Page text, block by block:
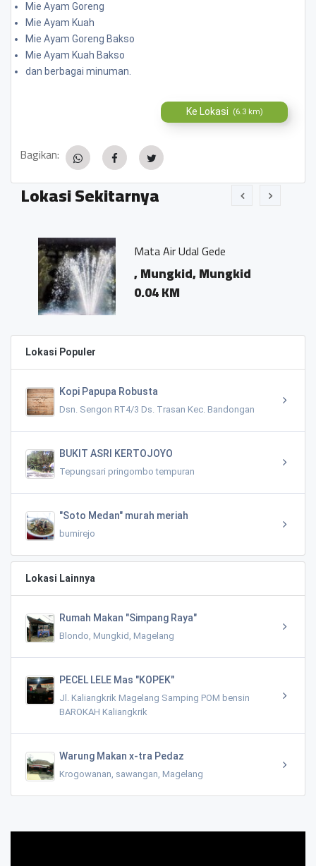
Mie Ayam Goreng
Mie Ayam Kuah
Mie Ayam Goreng Bakso
Mie Ayam Kuah Bakso
dan berbagai minuman.
Ke Lokasi (6.3 km)
Bagikan:
Lokasi Sekitarnya
Mata Air Udal Gede
, Mungkid, Mungkid
0.04 KM
Lokasi Populer
Kopi Papupa Robusta
Dsn. Sengon RT4/3 Ds. Trasan Kec. Bandongan
BUKIT ASRI KERTOJOYO
Tepungsari pringombo tempuran
"Soto Medan" murah meriah
bumirejo
Lokasi Lainnya
Rumah Makan "Simpang Raya"
Blondo, Mungkid, Magelang
PECEL LELE Mas "KOPEK"
Jl. Kaliangkrik Magelang Samping POM bensin
BAROKAH Kaliangkrik
Warung Makan x-tra Pedaz
Krogowanan, sawangan, Magelang